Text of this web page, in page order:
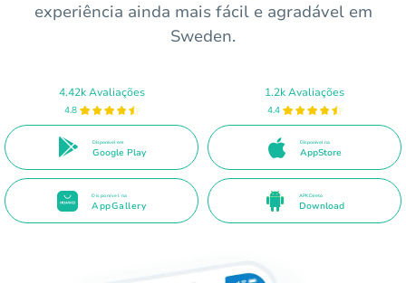
experiência ainda mais fácil e agradável em
Sweden.
4.42k Avaliações
4.8
Disponível em
Google Play
1.2k Avaliações
4.4
Disponível na
AppStore
Disponível na
AppGallery
APK Direto
Download